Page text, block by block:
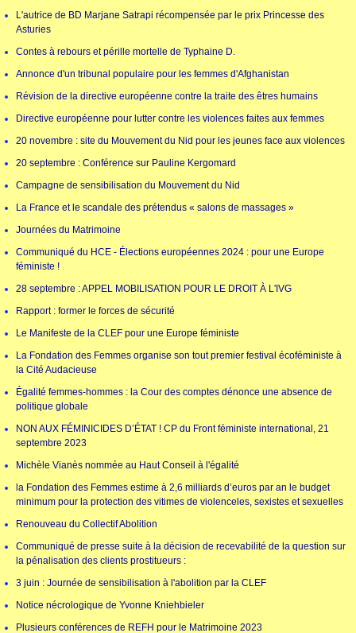
L'autrice de BD Marjane Satrapi récompensée par le prix Princesse des
Asturies
Contes à rebours et pérille mortelle de Typhaine D.
Annonce d'un tribunal populaire pour les femmes d'Afghanistan
Révision de la directive européenne contre la traite des êtres humains
Directive européenne pour lutter contre les violences faites aux femmes
20 novembre : site du Mouvement du Nid pour les jeunes face aux violences
20 septembre : Conférence sur Pauline Kergomard
Campagne de sensibilisation du Mouvement du Nid
La France et le scandale des prétendus « salons de massages »
Journées du Matrimoine
Communiqué du HCE - Élections européennes 2024 : pour une Europe
féministe !
28 septembre : APPEL MOBILISATION POUR LE DROIT À L'IVG
Rapport : former le forces de sécurité
Le Manifeste de la CLEF pour une Europe féministe
La Fondation des Femmes organise son tout premier festival écoféministe à
la Cité Audacieuse
Égalité femmes-hommes : la Cour des comptes dénonce une absence de
politique globale
NON AUX FÉMINICIDES D’ÉTAT ! CP du Front féministe international, 21
septembre 2023
Michèle Vianès nommée au Haut Conseil à l'égalité
la Fondation des Femmes estime à 2,6 milliards d’euros par an le budget
minimum pour la protection des vitimes de violenceles, sexistes et sexuelles
Renouveau du Collectif Abolition
Communiqué de presse suite à la décision de recevabilité de la question sur
la pénalisation des clients prostitueurs :
3 juin : Journée de sensibilisation à l'abolition par la CLEF
Notice nécrologique de Yvonne Kniehbieler
Plusieurs conférences de REFH pour le Matrimoine 2023